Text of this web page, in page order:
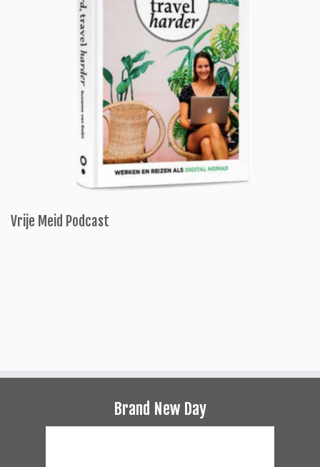
Vrije Meid Podcast
Brand New Day